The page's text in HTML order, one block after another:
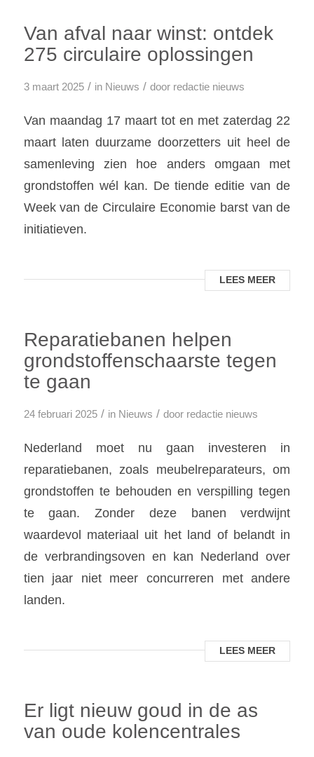
Van afval naar winst: ontdek
275 circulaire oplossingen
3 maart 2025 / in Nieuws / door redactie nieuws
Van maandag 17 maart tot en met zaterdag 22
maart laten duurzame doorzetters uit heel de
samenleving zien hoe anders omgaan met
grondstoffen wél kan. De tiende editie van de
Week van de Circulaire Economie barst van de
initiatieven.
LEES MEER
Reparatiebanen helpen
grondstoffenschaarste tegen
te gaan
24 februari 2025 / in Nieuws / door redactie nieuws
Nederland moet nu gaan investeren in
reparatiebanen, zoals meubelreparateurs, om
grondstoffen te behouden en verspilling tegen
te gaan. Zonder deze banen verdwijnt
waardevol materiaal uit het land of belandt in
de verbrandingsoven en kan Nederland over
tien jaar niet meer concurreren met andere
landen.
LEES MEER
Er ligt nieuw goud in de as
van oude kolencentrales